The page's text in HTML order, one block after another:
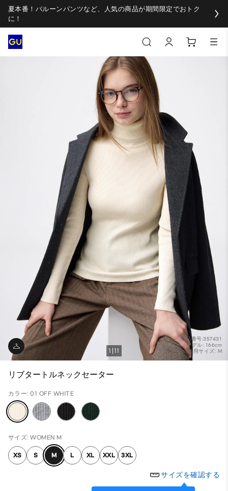
夏本番！バルーンパンツなど、人気の商品が期間限定でおトク
に！
商品番号:357431
モデル: 166cm
着用サイズ: M
1 11
リブタートルネックセーター
カラー: 01 OFF WHITE
サイズ: WOMEN M
XS S M L XL XXL 3XL
サイズを確認する